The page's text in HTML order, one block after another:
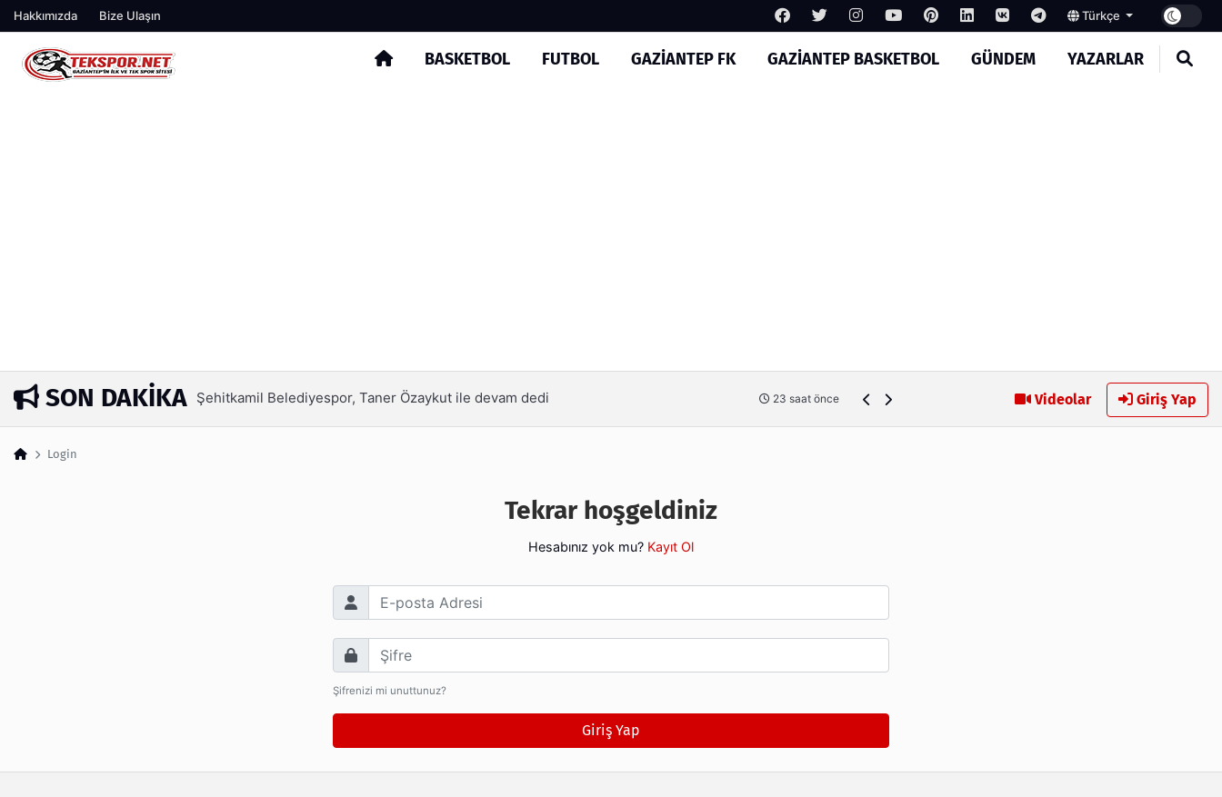
Hakkımızda Bize Ulaşın Türkçe
BASKETBOL FUTBOL GAZİANTEP FK GAZİANTEP BASKETBOL GÜNDEM YAZARLAR
Arama
SON DAKIKA
3 saat önce Şehitkamil Belediyespor, Taner Özaykut ile devam dedi 23 saat önce Gaziantep Basketbol’da devir teslim yapılıyor
Videolar Giriş Yap
Login
Tekrar hoşgeldiniz
Hesabınız yok mu? Kayıt Ol
E-posta Adresi
Şifre
Şifrenizi mi unuttunuz?
Giriş Yap